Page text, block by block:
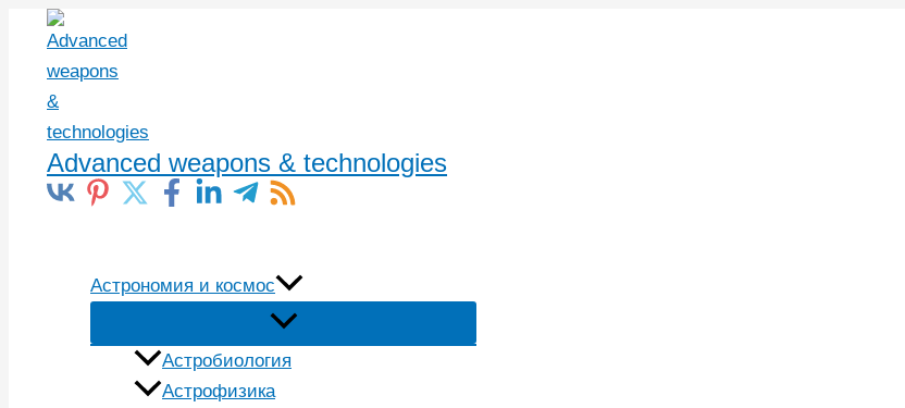
Перейти
содержимому
Advanced weapons & technologies
Астрономия и космос
Астробиология
Астрофизика